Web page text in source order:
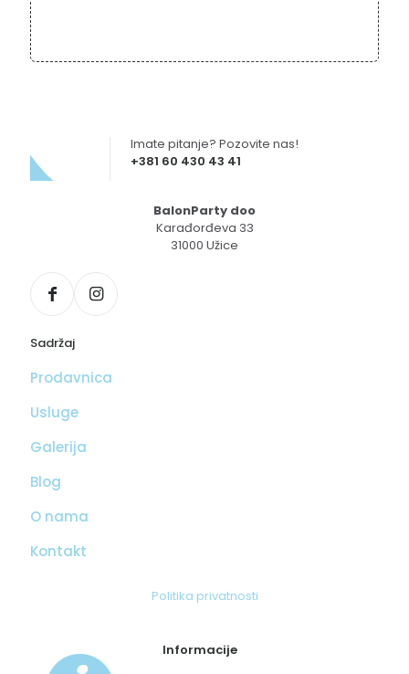
+381 60 430 43 41
Imate pitanje? Pozovite nas!
BalonParty doo
Karađorđeva 33
31000 Užice
Sadržaj
Prodavnica
Usluge
Galerija
Blog
O nama
Kontakt
Politika privatnosti
Informacije